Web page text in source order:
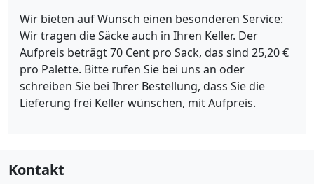
Wir bieten auf Wunsch einen besonderen Service:
Wir tragen die Säcke auch in Ihren Keller. Der
Aufpreis beträgt 70 Cent pro Sack, das sind 25,20 €
pro Palette. Bitte rufen Sie bei uns an oder
schreiben Sie bei Ihrer Bestellung, dass Sie die
Lieferung frei Keller wünschen, mit Aufpreis.
Kontakt